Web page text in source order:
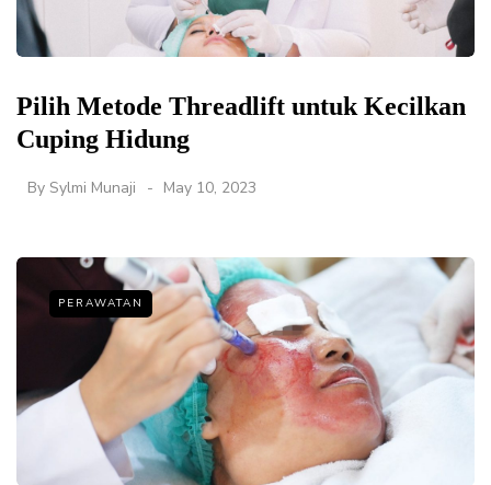
Pilih Metode Threadlift untuk Kecilkan
Cuping Hidung
By Sylmi Munaji May 10, 2023
PERAWATAN